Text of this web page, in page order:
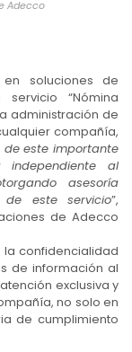
Adecco
soluciones de
“Nómina
administración de
compañía,
de este importante
al
asesoría
este servicio”,
de Adecco
la confidencialidad
de información al
exclusiva y
no solo en
de cumplimiento